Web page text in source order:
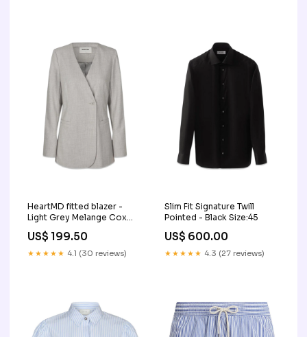
HeartMD fitted blazer -
Light Grey Melange Cox
Panna
US$ 199.50
★★★★★ 4.1 (30 reviews)
Slim Fit Signature Twill
Pointed - Black Size:45
US$ 600.00
★★★★★ 4.3 (27 reviews)